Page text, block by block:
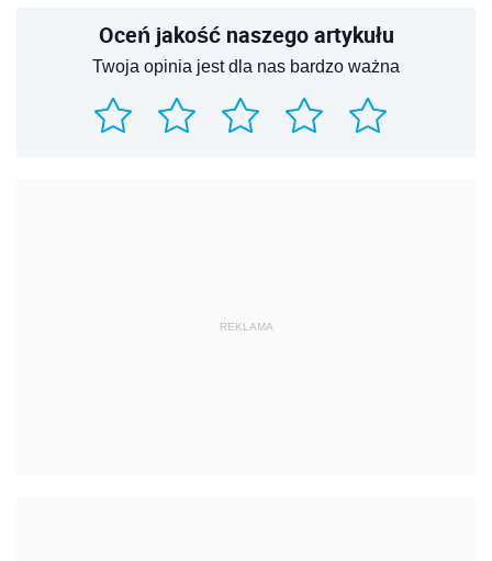
Oceń jakość naszego artykułu
Twoja opinia jest dla nas bardzo ważna
REKLAMA